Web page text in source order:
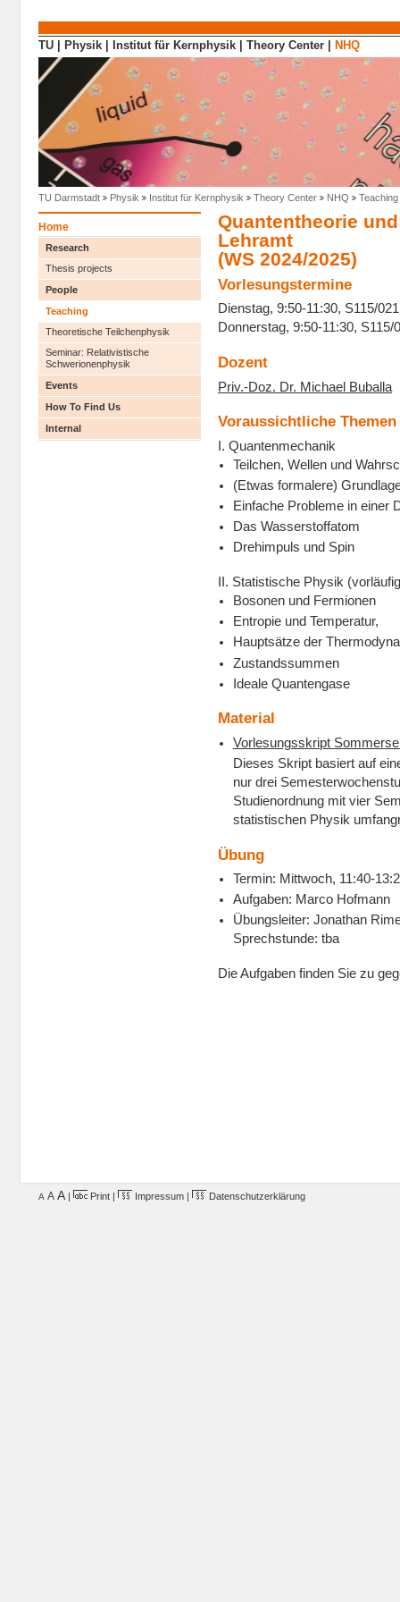
TU Physik Institut für Kernphysik Theory Center NHQ
TU Darmstadt Physik Institut für Kernphysik Theory Center NHQ Teaching
Home
Research
Thesis projects
People
Teaching
Theoretische Teilchenphysik
Seminar: Relativistische
Schwerionenphysik
Events
How To Find Us
Internal
Quantentheorie
Lehramt
(WS 2024/2025)
Vorlesungstermine
Dienstag, 9:50-11:30, S115/021
Donnerstag, 9:50-11:30, S115/
Dozent
Priv.-Doz. Dr. Michael Buballa
Voraussichtliche Themen
I. Quantenmechanik
Teilchen, Wellen und
(Etwas formalere)
Einfache Probleme in einer
Das Wasserstoffatom
Drehimpuls und Spin
II. Statistische Physik
Bosonen und Fermionen
Entropie und Temperatur,
Hauptsätze der
Zustandssummen
Ideale Quantengase
Material
Vorlesungsskript
Dieses Skript basiert auf
nur drei
Studienordnung mit vier
statistischen Physik
Übung
Termin: Mittwoch, 11:40-
Aufgaben: Marco Hofmann
Übungsleiter: Jonathan
Sprechstunde: tba
Die Aufgaben finden Sie zu
A A A Print Impressum Datenschutzerklärung